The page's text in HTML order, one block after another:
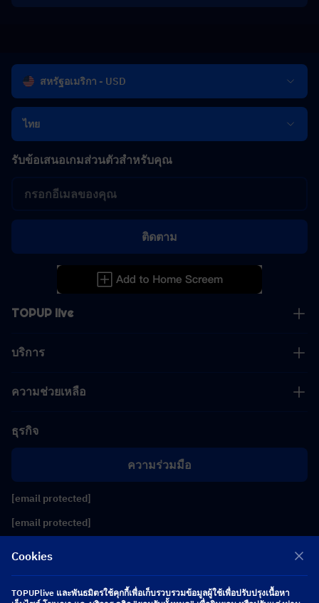
สหรัฐอเมริกา - USD
ไทย
TOPUP live
บริการ
ความช่วยเหลือ
ธุรกิจ
ความร่วมมือ
[email protected]
[email protected]
รับข้อเสนอเกมส่วนตัวสำหรับคุณ
ติดตาม
ติดตามเรา
Cookies
TOPUPlive และพันธมิตรใช้คุกกี้เพื่อเก็บรวบรวมข้อมูลผู้ใช้เพื่อปรับปรุงเนื้อหา